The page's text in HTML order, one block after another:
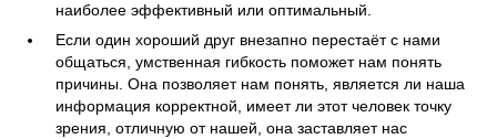
наиболее эффективный или оптимальный.
Если один хороший друг внезапно перестаёт с нами
общаться, умственная гибкость поможет нам понять
причины. Она позволяет нам понять, является ли наша
информация корректной, имеет ли этот человек точку
зрения, отличную от нашей, она заставляет нас